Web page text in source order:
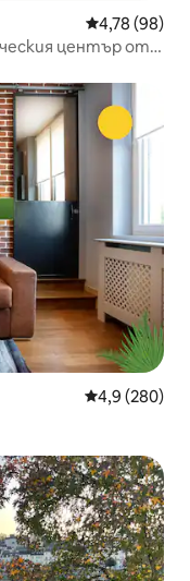
Средна
4,78 (98)
център от
Средна
4,9 (280)